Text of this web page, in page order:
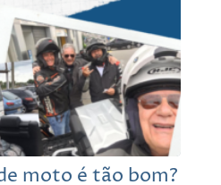
moto é tão bom?